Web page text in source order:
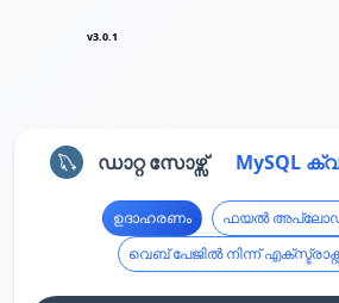
v3.0.1
ഡാറ്റ സോഴ്സ് MySQL
ഉദാഹരണം
ഫയൽ
വെബ് പേജിൽ നിന്ന്